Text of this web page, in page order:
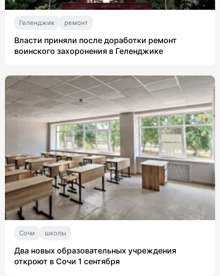
Геленджик ремонт
Власти приняли после доработки ремонт
воинского захоронения в Геленджике
Сочи школы
Два новых образовательных учреждения
откроют в Сочи 1 сентября